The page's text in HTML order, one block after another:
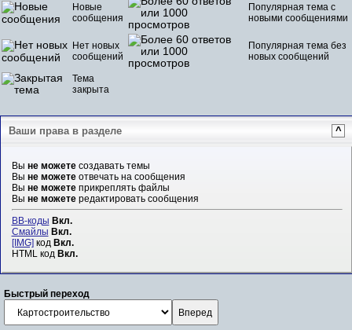
Новые
сообщения
Популярная тема с
новыми сообщениями
Нет новых
сообщений
Популярная тема без
новых сообщений
Тема
закрыта
Ваши права в разделе ^
Вы не можетесоздавать темы
Вы не можетеотвечать на сообщения
Вы не можетеприкреплять файлы
Вы не можетередактировать сообщения
BB-коды Вкл.
Смайлы Вкл.
[IMG]код Вкл.
HTML код Вкл.
Быстрый переход